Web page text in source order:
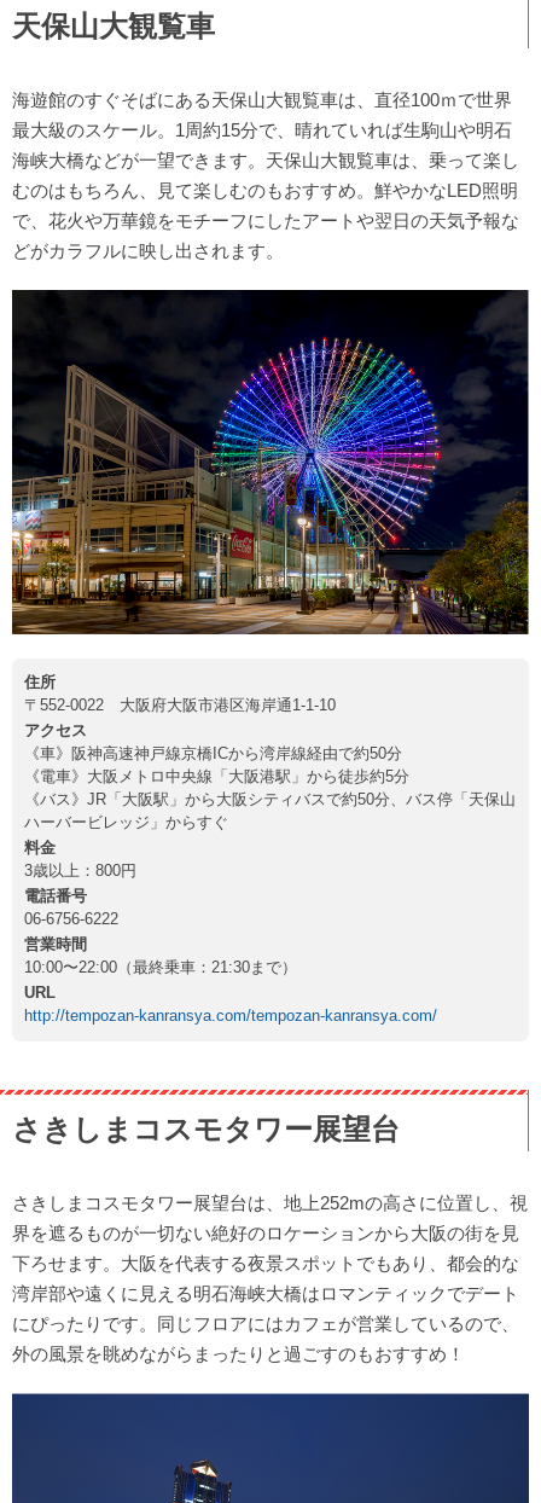
天保山大観覧車
海遊館のすぐそばにある天保山大観覧車は、直径100ｍで世界
最大級のスケール。1周約15分で、晴れていれば生駒山や明石
海峡大橋などが一望できます。天保山大観覧車は、乗って楽し
むのはもちろん、見て楽しむのもおすすめ。鮮やかなLED照明
で、花火や万華鏡をモチーフにしたアートや翌日の天気予報な
どがカラフルに映し出されます。
住所
〒552-0022 大阪府大阪市港区海岸通1-1-10
アクセス
《車》阪神高速神戸線京橋ICから湾岸線経由で約50分
《電車》大阪メトロ中央線「大阪港駅」から徒歩約5分
《バス》JR「大阪駅」から大阪シティバスで約50分、バス停「天保山
ハーバービレッジ」からすぐ
料金
3歳以上：800円
電話番号
06-6756-6222
営業時間
10:00〜22:00（最終乗車：21:30まで）
URL
http://tempozan-kanransya.com/tempozan-kanransya.com/
さきしまコスモタワー展望台
さきしまコスモタワー展望台は、地上252mの高さに位置し、視
界を遮るものが一切ない絶好のロケーションから大阪の街を見
下ろせます。大阪を代表する夜景スポットでもあり、都会的な
湾岸部や遠くに見える明石海峡大橋はロマンティックでデート
にぴったりです。同じフロアにはカフェが営業しているので、
外の風景を眺めながらまったりと過ごすのもおすすめ！